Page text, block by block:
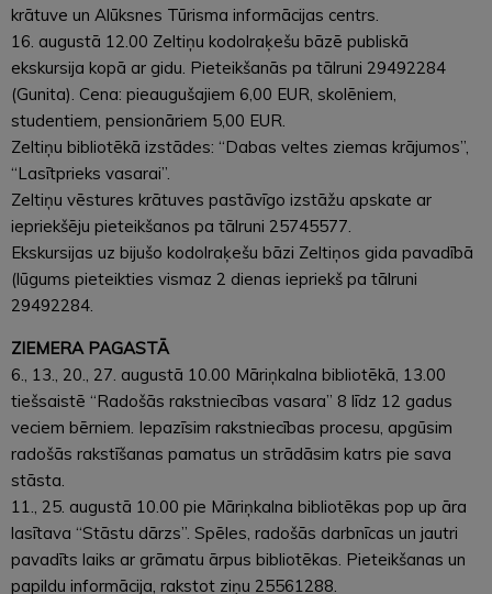
krātuve un Alūksnes Tūrisma informācijas centrs.
16. augustā 12.00 Zeltiņu kodolraķešu bāzē publiskā
ekskursija kopā ar gidu. Pieteikšanās pa tālruni 29492284
(Gunita). Cena: pieaugušajiem 6,00 EUR, skolēniem,
studentiem, pensionāriem 5,00 EUR.
Zeltiņu bibliotēkā izstādes: “Dabas veltes ziemas krājumos”,
“Lasītprieks vasarai”.
Zeltiņu vēstures krātuves pastāvīgo izstāžu apskate ar
iepriekšēju pieteikšanos pa tālruni 25745577.
Ekskursijas uz bijušo kodolraķešu bāzi Zeltiņos gida pavadībā
(lūgums pieteikties vismaz 2 dienas iepriekš pa tālruni
29492284.
ZIEMERA PAGASTĀ
6., 13., 20., 27. augustā 10.00 Māriņkalna bibliotēkā, 13.00
tiešsaistē “Radošās rakstniecības vasara” 8 līdz 12 gadus
veciem bērniem. Iepazīsim rakstniecības procesu, apgūsim
radošās rakstīšanas pamatus un strādāsim katrs pie sava
stāsta.
11., 25. augustā 10.00 pie Māriņkalna bibliotēkas pop up āra
lasītava “Stāstu dārzs”. Spēles, radošās darbnīcas un jautri
pavadīts laiks ar grāmatu ārpus bibliotēkas. Pieteikšanas un
papildu informācija, rakstot ziņu 25561288.